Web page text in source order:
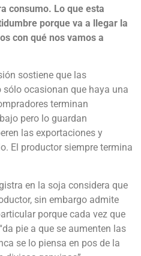
consumo. Lo que esta
porque va a llegar la
con qué nos vamos a
sostiene que las
sólo ocasionan que haya una
terminan
pero lo guardan
las exportaciones y
El productor siempre termina
en la soja considera que
sin embargo admite
porque cada vez que
pie a que se aumenten las
se lo piensa en pos de la